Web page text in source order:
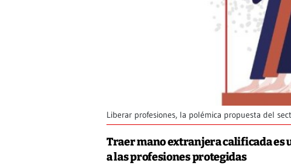
Liberar profesiones, la polémica propuesta del
Traer mano extranjera calificada es
a las profesiones protegidas